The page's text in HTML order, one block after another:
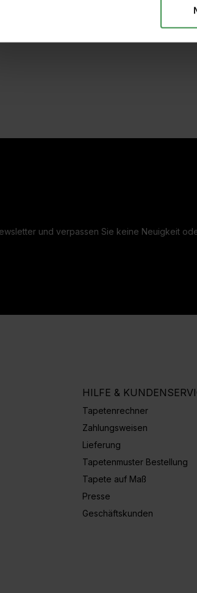
und verpassen Sie keine Neuigkeit
HILFE &
Tapetenrechner
Zahlungsweisen
Lieferung
Tapetenmuster Bestellung
Tapete auf Maß
Presse
Geschäftskunden